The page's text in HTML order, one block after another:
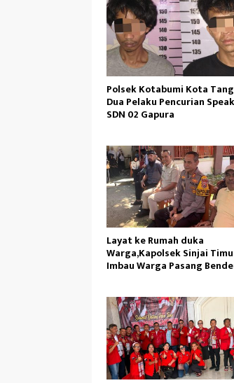
Polsek Kotabumi Kota
Dua Pelaku Pencurian
SDN 02 Gapura
Layat ke Rumah duka
Warga,Kapolsek Sinjai
Imbau Warga Pasang